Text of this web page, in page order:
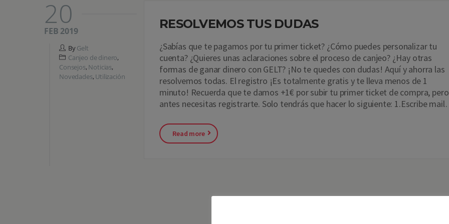
RESOLVEMOS TUS DUDAS
¿Sabías que te pagamos por tu primer ticket? ¿Cómo puedes personalizar tu
cuenta? ¿Quieres unas aclaraciones sobre el proceso de canjeo? ¿Hay otras
formas de ganar dinero con GELT? ¡No te quedes con dudas! Aquí y ahorra las
resolvemos todas. El registro ¡Es totalmente gratis y te lleva menos de 1
minuto! Recuerda que te damos +1€ por subir tu primer ticket de compra, pero
antes necesitas registrarte. Solo tendrás que hacer lo siguiente: 1.Escribe
Read more
20
FEB 2019
ByGelt
Canjeo de dinero,
Consejos, Noticias,
Novedades, Utilización